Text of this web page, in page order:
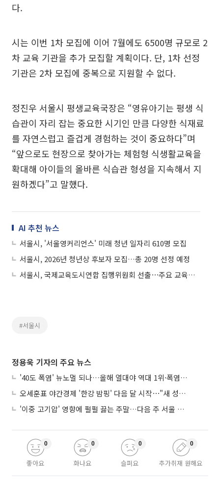
다.
시는 이번 1차 모집에 이어 7월에도 6500명 규모로 2
차 교육 기관을 추가 모집할 계획이다. 단, 1차 선정
기관은 2차 모집에 중복으로 지원할 수 없다.
정진우 서울시 평생교육국장은 “영유아기는 평생 식
습관이 자리 잡는 중요한 시기인 만큼 다양한 식재료
를 자연스럽고 즐겁게 경험하는 것이 중요하다”며
“앞으로도 현장으로 찾아가는 체험형 식생활교육을
확대해 아이들의 올바른 식습관 형성을 지속해서 지
원하겠다”고 말했다.
AI 추천 뉴스
서울시, '서울영커리언스' 미래 청년 일자리 610명 모집
서울시, 2026년 청년상 후보자 모집…총 20명 선정 예정
서울시, 국제교육도시연합 집행위원회 선출⋯주요 교육도시와 4년간 운영 참여
#서울시
정용욱 기자의 주요 뉴스
'40도 폭염' 뉴노멀 되나…올해 열대야 역대 1위·폭염일수 평년 3배 넘어
오세훈표 야간경제 '한강 밤핑' 다음 달 시작⋯"새 성장동력 만들 것"
'이중 고기압' 영향에 펄펄 끓는 주말…다음 주 서울 포함 서쪽이 더 덥다
좋아요
0
화나요
0
슬퍼요
0
추가취재 원해요
0